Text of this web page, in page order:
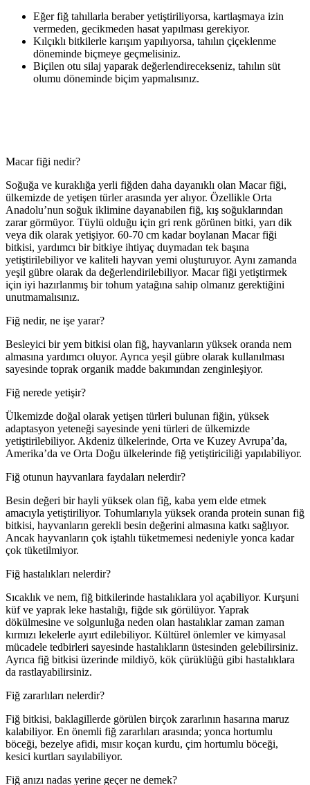
Eğer fiğ tahıllarla beraber yetiştiriliyorsa, kartlaşmaya izin
vermeden, gecikmeden hasat yapılması gerekiyor.
Kılçıklı bitkilerle karışım yapılıyorsa, tahılın çiçeklenme
döneminde biçmeye geçmelisiniz.
Biçilen otu silaj yaparak değerlendirecekseniz, tahılın süt
olumu döneminde biçim yapmalısınız.
Macar fiği nedir?
Soğuğa ve kuraklığa yerli fiğden daha dayanıklı olan Macar fiği,
ülkemizde de yetişen türler arasında yer alıyor. Özellikle Orta
Anadolu’nun soğuk iklimine dayanabilen fiğ, kış soğuklarından
zarar görmüyor. Tüylü olduğu için gri renk görünen bitki, yarı dik
veya dik olarak yetişiyor. 60-70 cm kadar boylanan Macar fiği
bitkisi, yardımcı bir bitkiye ihtiyaç duymadan tek başına
yetiştirilebiliyor ve kaliteli hayvan yemi oluşturuyor. Aynı zamanda
yeşil gübre olarak da değerlendirilebiliyor. Macar fiği yetiştirmek
için iyi hazırlanmış bir tohum yatağına sahip olmanız gerektiğini
unutmamalısınız.
Fiğ nedir, ne işe yarar?
Besleyici bir yem bitkisi olan fiğ, hayvanların yüksek oranda nem
almasına yardımcı oluyor. Ayrıca yeşil gübre olarak kullanılması
sayesinde toprak organik madde bakımından zenginleşiyor.
Fiğ nerede yetişir?
Ülkemizde doğal olarak yetişen türleri bulunan fiğin, yüksek
adaptasyon yeteneği sayesinde yeni türleri de ülkemizde
yetiştirilebiliyor. Akdeniz ülkelerinde, Orta ve Kuzey Avrupa’da,
Amerika’da ve Orta Doğu ülkelerinde fiğ yetiştiriciliği yapılabiliyor.
Fiğ otunun hayvanlara faydaları nelerdir?
Besin değeri bir hayli yüksek olan fiğ, kaba yem elde etmek
amacıyla yetiştiriliyor. Tohumlarıyla yüksek oranda protein sunan fiğ
bitkisi, hayvanların gerekli besin değerini almasına katkı sağlıyor.
Ancak hayvanların çok iştahlı tüketmemesi nedeniyle yonca kadar
çok tüketilmiyor.
Fiğ hastalıkları nelerdir?
Sıcaklık ve nem, fiğ bitkilerinde hastalıklara yol açabiliyor. Kurşuni
küf ve yaprak leke hastalığı, fiğde sık görülüyor. Yaprak
dökülmesine ve solgunluğa neden olan hastalıklar zaman zaman
kırmızı lekelerle ayırt edilebiliyor. Kültürel önlemler ve kimyasal
mücadele tedbirleri sayesinde hastalıkların üstesinden gelebilirsiniz.
Ayrıca fiğ bitkisi üzerinde mildiyö, kök çürüklüğü gibi hastalıklara
da rastlayabilirsiniz.
Fiğ zararlıları nelerdir?
Fiğ bitkisi, baklagillerde görülen birçok zararlının hasarına maruz
kalabiliyor. En önemli fiğ zararlıları arasında; yonca hortumlu
böceği, bezelye afidi, mısır koçan kurdu, çim hortumlu böceği,
kesici kurtları sayılabiliyor.
Fiğ anızı nadas yerine geçer ne demek?